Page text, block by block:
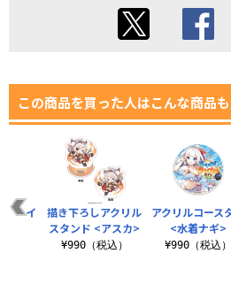
この商品を買った人はこんな商品
アクリルコース
<水着ナギ>
¥990（税込）
水着イ
描き下ろしアクリル
スタンド <アスカ>
¥990（税込）